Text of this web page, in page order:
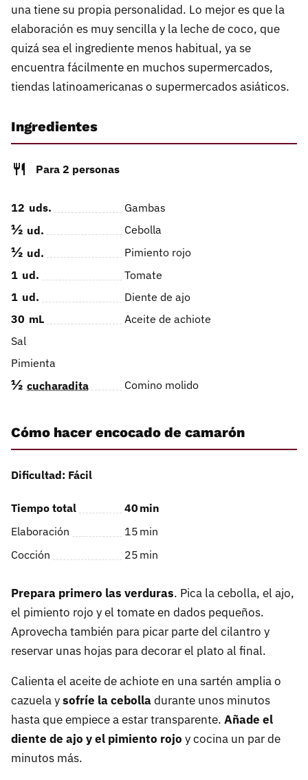
una tiene su propia personalidad. Lo mejor es que la
elaboración es muy sencilla y la leche de coco, que
quizá sea el ingrediente menos habitual, ya se
encuentra fácilmente en muchos supermercados,
tiendas latinoamericanas o supermercados asiáticos.
Ingredientes
Para 2 personas
12 uds. Gambas
½ ud. Cebolla
½ ud.
Pimiento rojo
1 ud.
Tomate
1 ud.
Diente de ajo
30 mL
Aceite de achiote
Sal
Pimienta
½ cucharadita Comino molido
Cómo hacer encocado de camarón
Dificultad: Fácil
Tiempo total 40 min
Elaboración
15 min
Cocción
25 min
Prepara primero las verduras. Pica la cebolla, el ajo,
el pimiento rojo y el tomate en dados pequeños.
Aprovecha también para picar parte del cilantro y
reservar unas hojas para decorar el plato al final.
Calienta el aceite de achiote en una sartén amplia o
cazuela ysofríe la cebolladurante unos minutos
hasta que empiece a estar transparente. Añade el
diente de ajo y el pimiento rojo y cocina un par de
minutos más.